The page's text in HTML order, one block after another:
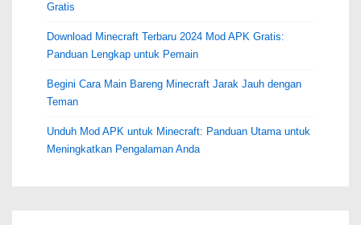
Gratis
Download Minecraft Terbaru 2024 Mod APK Gratis:
Panduan Lengkap untuk Pemain
Begini Cara Main Bareng Minecraft Jarak Jauh dengan
Teman
Unduh Mod APK untuk Minecraft: Panduan Utama untuk
Meningkatkan Pengalaman Anda